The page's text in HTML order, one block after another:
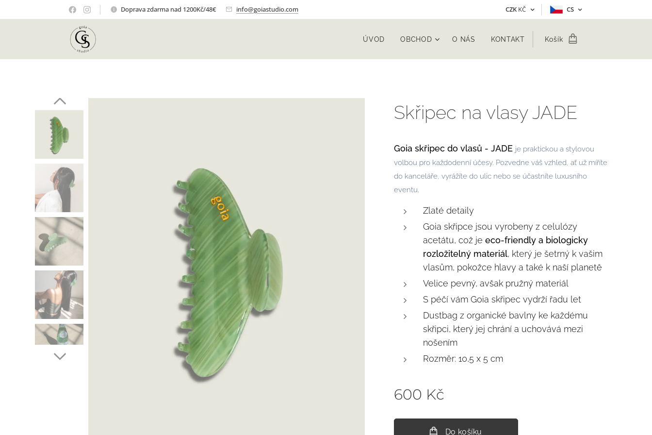
Doprava zdarma nad 1200Kč/48€ info@goiastudio.com CZK KČ CS
ÚVOD OBCHOD O NÁS KONTAKT Košík
Skřipec na vlasy JADE
Goia skřipec do vlasů - JADE je praktickou a stylovou
volbou pro každodenní účesy. Pozvedne váš vzhled, ať už míříte
do kanceláře, vyrážíte do ulic nebo se účastníte luxusního
eventu.
Zlaté detaily
Goia skřipce jsou vyrobeny z celulózy
acetátu, což je eco-friendly a biologicky
rozložitelný materiál, který je šetrný k vašim
vlasům, pokožce hlavy a také k naší planetě
Velice pevný, avšak pružný materiál
S péčí vám Goia skřipec vydrží řadu let
Dustbag z organické bavlny ke každému
skřipci, který jej chrání a uchovává mezi
nošením
Rozměr: 10,5 x 5 cm
600 Kč
Do košíku